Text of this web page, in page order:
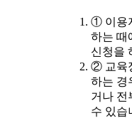
① 이용
하는 때
신청을
② 교육
하는 경
거나 전
수 있습